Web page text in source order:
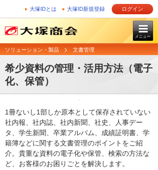
大塚IDとは 大塚ID新規登録 ログイン
メニュー
ソリューション・製品 文書管理
希少資料の管理・活用方法（電子
化、保管）
1冊ないし1部しか原本として保存されていない
社内報、社内誌、社内新聞、社史、人事デー
タ、学生新聞、卒業アルバム、成績証明書、学
籍簿などに関する文書管理のポイントをご紹
介。貴重な資料の電子化や保管、検索の方法な
ど、お客様のお困りごとを解決します。